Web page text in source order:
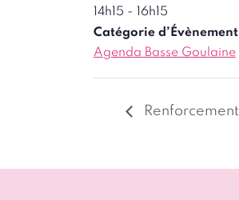
14h15 - 16h15
Catégorie
Agenda Basse Goulaine